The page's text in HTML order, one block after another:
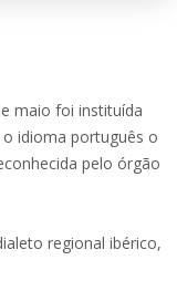
maio foi instituída
idioma português o
pelo órgão
regional ibérico,